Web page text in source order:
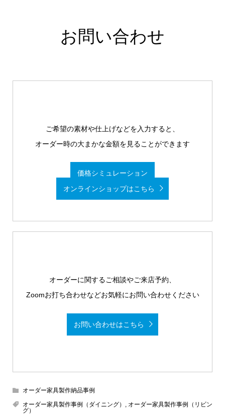
お問い合わせ
ご希望の素材や仕上げなどを入力すると、
オーダー時の大まかな金額を見ることができます
価格シミュレーション
オンラインショップはこちら
オーダーに関するご相談やご来店予約、
Zoomお打ち合わせなどお気軽にお問い合わせください
お問い合わせはこちら
オーダー家具製作納品事例
オーダー家具製作事例（ダイニング） , オーダー家具製作事例（リビン
グ）